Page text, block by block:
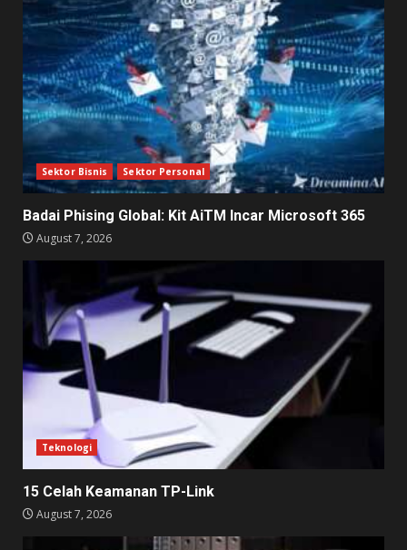
Sektor Bisnis Sektor Personal
Badai Phising Global: Kit AiTM Incar Microsoft 365
August 7, 2026
Teknologi
15 Celah Keamanan TP-Link
August 7, 2026